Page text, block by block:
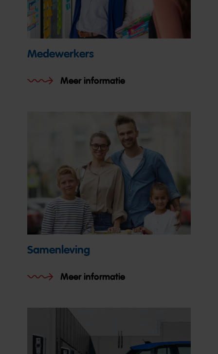
Medewerkers
Meer informatie
Samenleving
Meer informatie